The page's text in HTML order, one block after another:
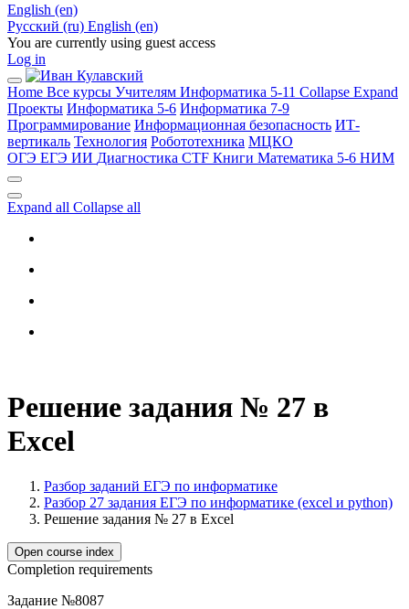
English ‎(en)‎
Русский ‎(ru)‎ English ‎(en)‎
You are currently using guest access
Log in
Home Все курсы Учителям Информатика 5-11 Collapse Expand
Проекты Информатика 5-6 Информатика 7-9
Программирование Информационная безопасность ИТ-
вертикаль Технология Робототехника МЦКО
ОГЭ ЕГЭ ИИ Диагностика CTF Книги Математика 5-6 НИМ
Expand all Collapse all
Решение задания № 27 в
Excel
Разбор заданий ЕГЭ по информатике
Разбор 27 задания ЕГЭ по информатике (excel и python)
Решение задания № 27 в Excel
Open course index
Completion requirements
Задание №8087